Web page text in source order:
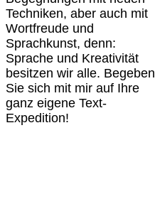
Techniken, aber auch mit
Wortfreude und
Sprachkunst, denn:
Sprache und Kreativität
besitzen wir alle. Begeben
Sie sich mit mir auf Ihre
ganz eigene Text-
Expedition!